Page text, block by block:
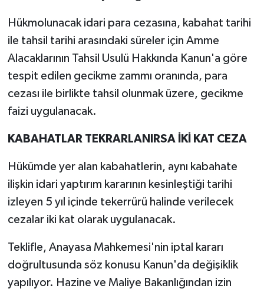
Hükmolunacak idari para cezasına, kabahat tarihi
ile tahsil tarihi arasındaki süreler için Amme
Alacaklarının Tahsil Usulü Hakkında Kanun'a göre
tespit edilen gecikme zammı oranında, para
cezası ile birlikte tahsil olunmak üzere, gecikme
faizi uygulanacak.
KABAHATLAR TEKRARLANIRSA İKİ KAT CEZA
Hükümde yer alan kabahatlerin, aynı kabahate
ilişkin idari yaptırım kararının kesinleştiği tarihi
izleyen 5 yıl içinde tekerrürü halinde verilecek
cezalar iki kat olarak uygulanacak.
Teklifle, Anayasa Mahkemesi'nin iptal kararı
doğrultusunda söz konusu Kanun'da değişiklik
yapılıyor. Hazine ve Maliye Bakanlığından izin